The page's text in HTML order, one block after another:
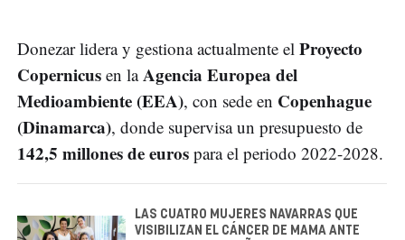
Donezar lidera y gestiona actualmente el Proyecto
Copernicus en laAgencia Europea del
Medioambiente (EEA), con sede en Copenhague
(Dinamarca), donde supervisa un presupuesto de
142,5 millones de euros para el periodo 2022-2028.
LAS CUATRO MUJERES NAVARRAS QUE
VISIBILIZAN EL CÁNCER DE MAMA ANTE